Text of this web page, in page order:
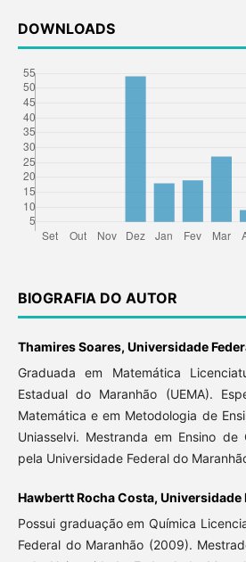
DOWNLOADS
BIOGRAFIA DO AUTOR
Thamires Soares, Universidade
Graduada em Matemática
Estadual do Maranhão (UEMA).
Matemática e em Metodologia de
Uniasselvi. Mestranda em Ensino de
pela Universidade Federal do
Hawbertt Rocha Costa,
Possui graduação em Química
Federal do Maranhão (2009).